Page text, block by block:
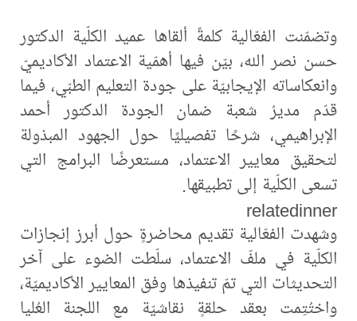
وتضمّنت الفعّالية كلمةً ألقاها عميد الكلّية الدكتور
حسن نصر الله، بيّن فيها أهمّية الاعتماد الأكاديميّ
وانعكاساته الإيجابيّة على جودة التعليم الطبّي، فيما
قدّم مديرُ شعبة ضمان الجودة الدكتور أحمد
الإبراهيمي، شرحًا تفصيليًا حول الجهود المبذولة
لتحقيق معايير الاعتماد، مستعرضًا البرامج التي
تسعى الكلّية إلى تطبيقها.
relatedinner
وشهدت الفعّالية تقديم محاضرةٍ حول أبرز إنجازات
الكلّية في ملفّ الاعتماد، سلّطت الضوء على آخر
التحديثات التي تمّ تنفيذها وفق المعايير الأكاديميّة،
واختُتِمت بعقد حلقةٍ نقاشيّة مع اللجنة العُليا